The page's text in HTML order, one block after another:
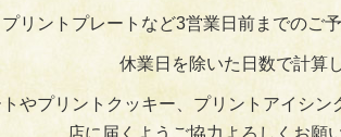
プリントプレートなど3営業日前までのご
休業日を除いた日数で計算
やプリントクッキー、プリントアイシ
店に届くようご協力よろしくお願